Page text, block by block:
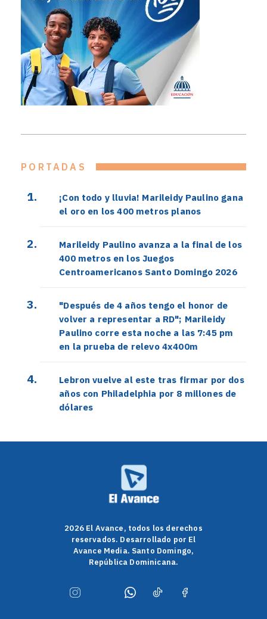
PORTADAS
¡Con todo y lluvia! Marileidy Paulino gana
el oro en los 400 metros planos
Marileidy Paulino avanza a la final de los
400 metros en los Juegos
Centroamericanos Santo Domingo 2026
"Después de 4 años tengo el honor de
volver a representar a RD"; Marileidy
Paulino corre esta noche a las 7:45 pm
en la prueba de relevo 4x400m
Lebron vuelve al este tras firmar por dos
años con Philadelphia por 8 millones de
dólares
2026 El Avance, todos los derechos
reservados. Desarrollado por El
Avance Media. Santo Domingo,
República Dominicana.